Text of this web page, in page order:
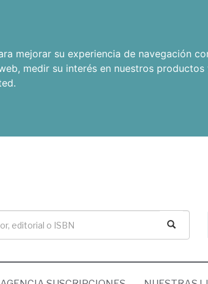
mejorar su experiencia de navegación
, medir su interés en nuestros
.